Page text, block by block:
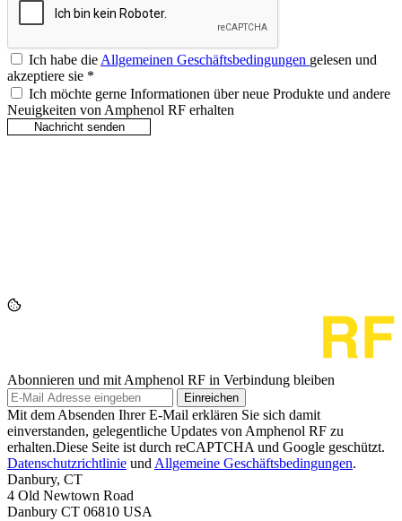
Ich habe dieAllgemeinen Geschäftsbedingungen gelesen und
akzeptiere sie *
Ich möchte gerne Informationen über neue Produkte und andere
Neuigkeiten von Amphenol RF erhalten
Abonnieren und mit Amphenol RF in Verbindung bleiben
Einreichen
Mit dem Absenden Ihrer E-Mail erklären Sie sich damit
einverstanden, gelegentliche Updates von Amphenol RF zu
erhalten.Diese Seite ist durch reCAPTCHA und Google geschützt.
Datenschutzrichtlinie und Allgemeine Geschäftsbedingungen.
Danbury, CT
4 Old Newtown Road
Danbury CT 06810 USA